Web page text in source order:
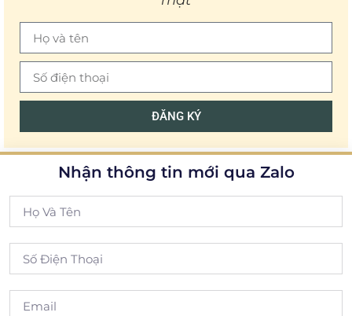
ĐĂNG KÝ
Nhận thông tin mới qua Zalo